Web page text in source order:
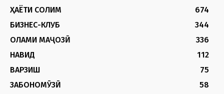
ҲАЁТИ СОЛИМ
674
БИЗНЕС-КЛУБ
344
ОЛАМИ МАҶОЗӢ
336
НАВИД
112
ВАРЗИШ
75
ЗАБОНОМӮЗӢ
58